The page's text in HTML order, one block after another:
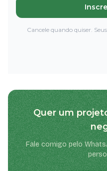
Cancele quando quiser.
Quer um
Fale comigo pelo